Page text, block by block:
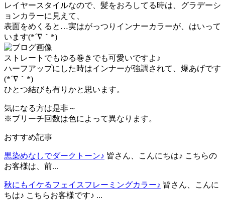
レイヤースタイルなので、髪をおろしてる時は、グラデーシ
ョンカラーに見えて、
表面をめくると…実はがっつりインナーカラーが、はいって
います(*´∇｀*)
ストレートでもゆる巻きでも可愛いですよ♪
ハーフアップにした時はインナーが強調されて、爆あげです
(*´∇｀*)
ひとつ結びも有りかと思います。
気になる方は是非～
※ブリーチ回数は色によって異なります。
おすすめ記事
黒染めなしでダークトーン♪ 皆さん、こんにちは♪ こちらの
お客様は、前...
秋にもイケるフェイスフレーミングカラー♪ 皆さん、こんに
ちは♪ こちらお客様です♪ ...